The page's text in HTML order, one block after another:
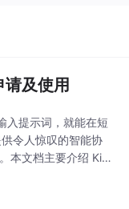
及使用
入提示词，就能在短
令人惊叹的智能协
本文档主要介绍 Kim